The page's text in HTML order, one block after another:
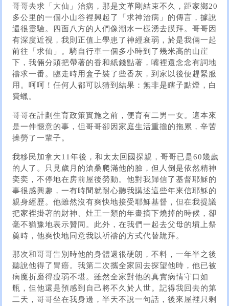
哥哥去求「大仙」治病，那是文革剛結束不久，距家鄉20
多公里的一個小山谷裡興起了「求神治病」的傳言，據說
還很靈驗。四面八方的人們像潮水一樣湧去膜拜。哥哥因
有深度近視，我則正值上學患了神經衰弱，於是我倆一起
前往「求仙」。騎自行車一個多小時到了幾米高的山崖
下，我倆分頭把帶著的香和紙錢點著，嘴裡還念念有詞地
禱求一番。臨走時用盒子裝了些香灰，到家以後便趕緊服
用。呵呵！任何人都可以猜到結果：無非是瞎子點燈，白
費蠟。
哥哥在計劃生育政策實施之前，便育有二男一女。這本來
是一件愜意的事，但哥哥卻因家庭生活重擔的拖累，辛苦
操勞了一輩子。
我移民加拿大11年後，和太太回國探親，哥哥已是60幾歲
的人了。只見歲月的滄桑爬滿他的臉，但人倒是依然精神
奕奕，不停地在房前屋後勞動。他對我歸信了基督耶穌的
事很感興趣，一有時間就耐心聽我講述這些年來信耶穌的
親身經歷。他雖然沒有爽快地接受耶穌基督，但在我提議
把家裡掛著的財神、灶王一類的年畫摘下燒掉的時候，卻
毫不猶豫地表示贊同。此外，在我們一起去父母的墳上祭
奠時，他爽快地同意我以祈禱的方式代替跪拜。
那次和哥哥告別時他的身體還很硬朗，不料，一年半之後
聽說他得了胃癌。我第二次攜全家回去探望他時，他已被
病魔折磨得瘦弱不堪。雖然全家對他的真實病情守口如
瓶，但他還是預感到自己將不久於人世。記得我回去的第
二天，哥哥坐在我身邊，半天不說一句話，後來屋裡只剩